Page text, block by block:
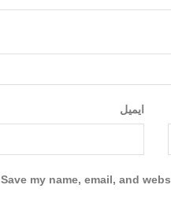
ایمیل
Save my name, email, and